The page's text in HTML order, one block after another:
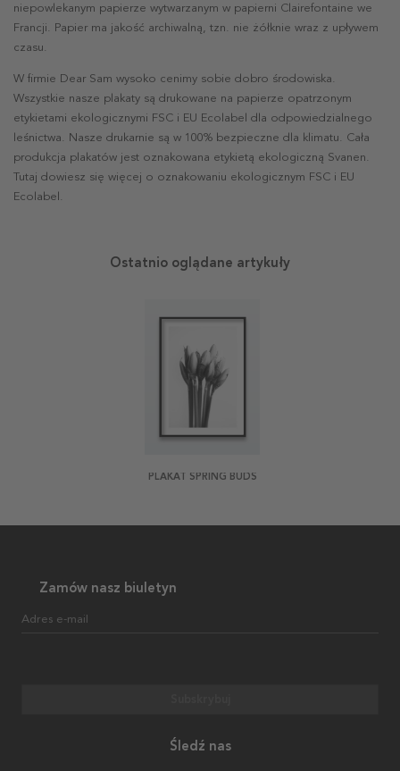
niepowlekanym papierze wytwarzanym w papierni Clairefontaine we
Francji. Papier ma jakość archiwalną, tzn. nie żółknie wraz z upływem
czasu.
W firmie Dear Sam wysoko cenimy sobie dobro środowiska.
Wszystkie nasze plakaty są drukowane na papierze opatrzonym
etykietami ekologicznymi FSC i EU Ecolabel dla odpowiedzialnego
leśnictwa. Nasze drukarnie są w 100% bezpieczne dla klimatu. Cała
produkcja plakatów jest oznakowana etykietą ekologiczną Svanen.
Tutaj dowiesz się więcej o oznakowaniu ekologicznym FSC i EU
Ecolabel.
Ostatnio oglądane artykuły
PLAKAT SPRING BUDS
Zamów nasz biuletyn
Adres e-mail
Śledź nas